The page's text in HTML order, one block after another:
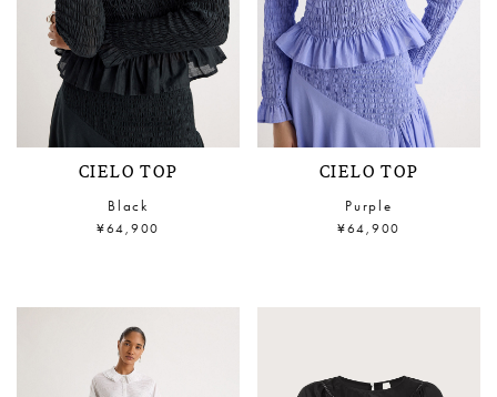
CIELO TOP
Black
¥64,900
CIELO TOP
Purple
¥64,900